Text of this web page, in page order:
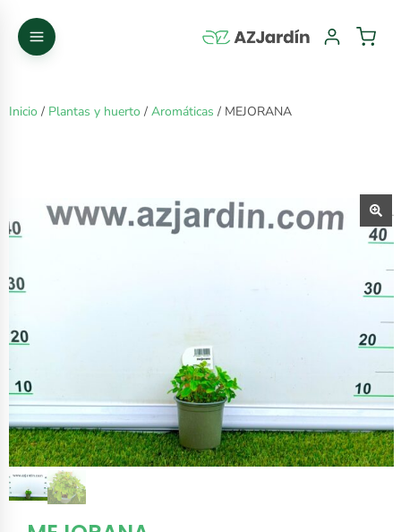
Inicio / Plantas y huerto / Aromáticas / MEJORANA